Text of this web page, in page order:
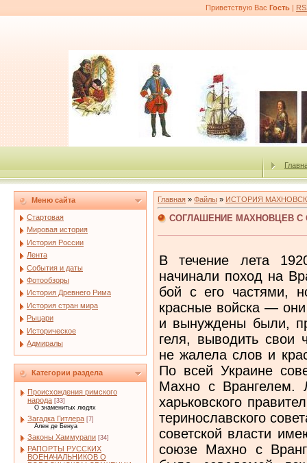
Приветствую Вас Гость |
Меню сайта
Стартовая
Мировая история
История России
Лента
События и даты
Фотообзоры
История Древнего Рима
История стран мира
Рыцари
Историческое
Адмиралы
Категории раздела
Происхождения римского
народа [33]
О знаменитых людях
Загадка Гитлера [7]
Ален де Бенуа
Законы Хаммурапи [34]
РАПОРТЫ РУССКИХ
ВОЕНАЧАЛЬНИКОВ О
Главная » Файлы » ИСТОРИЯ
СОГЛАШЕНИЕ МАХНОВЦЕВ С
В течение лета
начинали поход на
бой с его частями,
красные войска —
и вынуждены были,
геля, выводить свои
не жалела слов и
По всей Украине
Махно с Врангелем.
харьковского
теринославского
советской власти
союзе Махно с